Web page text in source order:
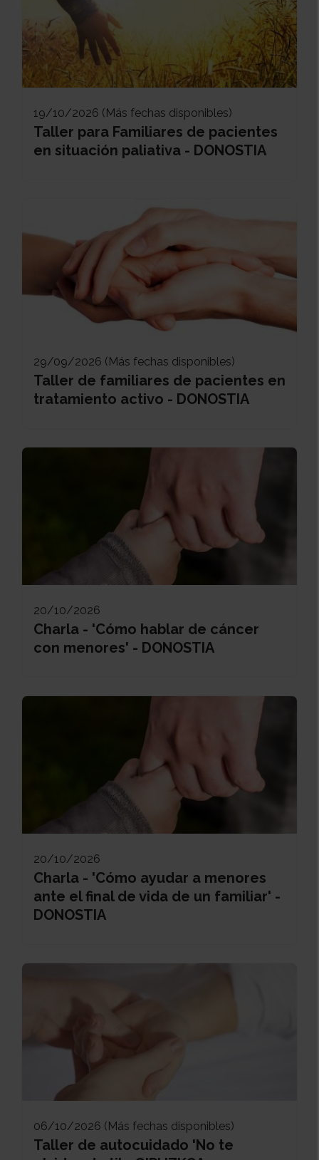
19/10/2026 (Más fechas disponibles)
Taller para Familiares de pacientes
en situación paliativa - DONOSTIA
29/09/2026 (Más fechas disponibles)
Taller de familiares de pacientes en
tratamiento activo - DONOSTIA
20/10/2026
Charla - 'Cómo hablar de cáncer
con menores' - DONOSTIA
20/10/2026
Charla - 'Cómo ayudar a menores
ante el final de vida de un familiar' -
DONOSTIA
06/10/2026 (Más fechas disponibles)
Taller de autocuidado 'No te